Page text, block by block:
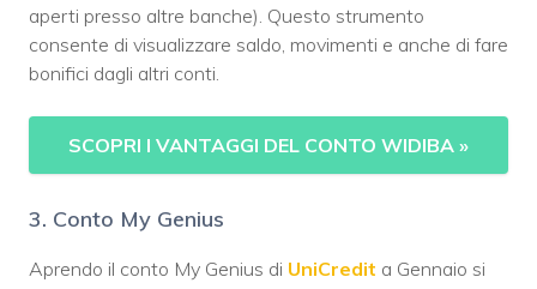
aperti presso altre banche). Questo strumento
consente di visualizzare saldo, movimenti e anche di fare
bonifici dagli altri conti.
SCOPRI I VANTAGGI DEL CONTO WIDIBA »
3. Conto My Genius
Aprendo il conto My Genius di UniCredit a Gennaio si